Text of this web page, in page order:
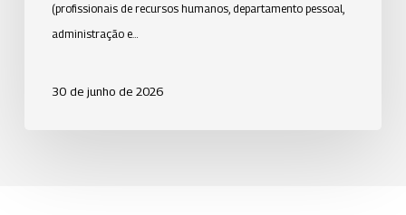
(profissionais de recursos humanos, departamento pessoal,
administração e…
30 de junho de 2026